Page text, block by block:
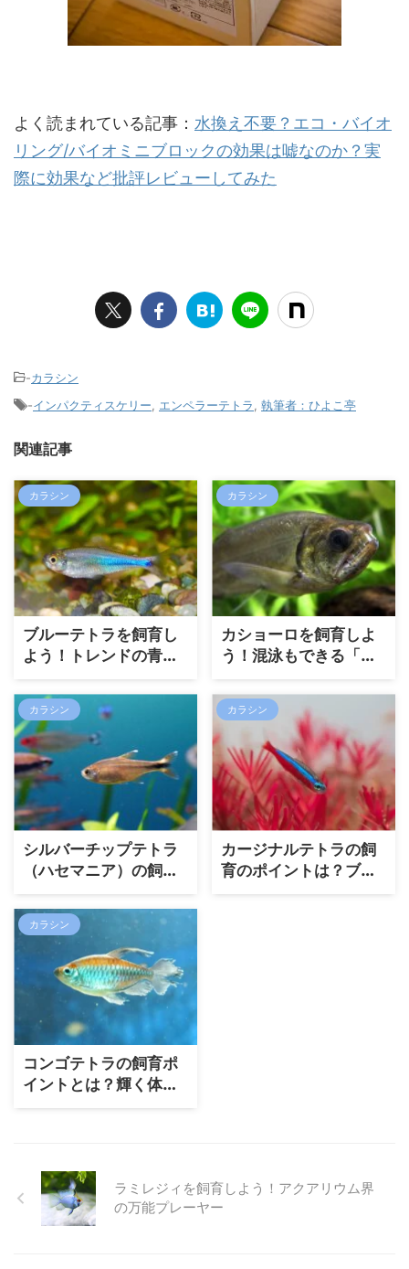
よく読まれている記事： 水換え不要？エコ・バイオ
リング/バイオミニブロックの効果は嘘なのか？実
際に効果など批評レビューしてみた
-カラシン
-インパクティスケリー エンペラーテトラ 執筆者：ひよこ亭
関連記事
カラシン
ブルーテトラを飼育し
よう！トレンドの青を
おさえつつ上品な雰囲
気を持つブルーテトラ
カラシン
カショーロを飼育しよ
う！混泳もできる「牙
魚」
カラシン
シルバーチップテトラ
（ハセマニア）の飼育
ポイントとは？集団で
泳ぐ姿が美しいハセマ
ニア
カラシン
カージナルテトラの飼
育のポイントは？ブル
ーと赤に輝く体が魅力
カラシン
コンゴテトラの飼育ポ
イントとは？輝く体が
美しい熱帯魚
ラミレジィを飼育しよう！アクアリウム界
の万能プレーヤー